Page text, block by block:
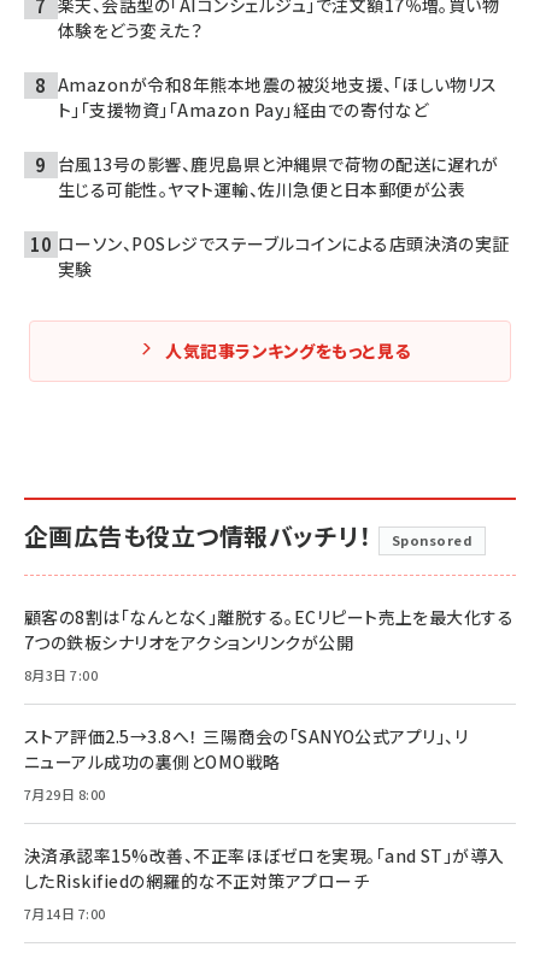
楽天、会話型の「AIコンシェルジュ」で注文額17％増。買い物
体験をどう変えた？
Amazonが令和8年熊本地震の被災地支援、「ほしい物リス
ト」「支援物資」「Amazon Pay」経由での寄付など
台風13号の影響、鹿児島県と沖縄県で荷物の配送に遅れが
生じる可能性。ヤマト運輸、佐川急便と日本郵便が公表
ローソン、POSレジでステーブルコインによる店頭決済の実証
実験
人気記事ランキングをもっと見る
企画広告も役立つ情報バッチリ！ Sponsored
顧客の8割は「なんとなく」離脱する。ECリピート売上を最大化する
7つの鉄板シナリオをアクションリンクが公開
8月3日 7:00
ストア評価2.5→3.8へ！ 三陽商会の「SANYO公式アプリ」、リ
ニューアル成功の裏側とOMO戦略
7月29日 8:00
決済承認率15%改善、不正率ほぼゼロを実現。「and ST」が導入
したRiskifiedの網羅的な不正対策アプローチ
7月14日 7:00